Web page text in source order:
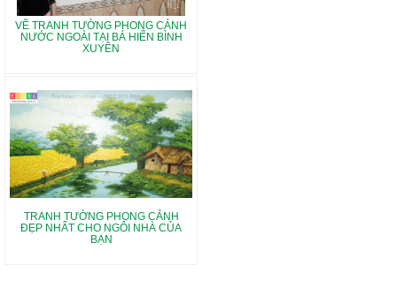
VẼ TRANH TƯỜNG PHONG CẢNH
NƯỚC NGOÀI TẠI BÁ HIẾN BÌNH
XUYÊN
TRANH TƯỜNG PHONG CẢNH
ĐẸP NHẤT CHO NGÔI NHÀ CỦA
BẠN